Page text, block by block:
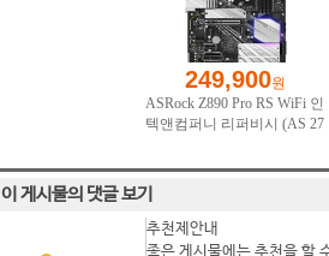
이 게시물의 댓글 보기
추천제안내
좋은 게시물에는 추천을 할